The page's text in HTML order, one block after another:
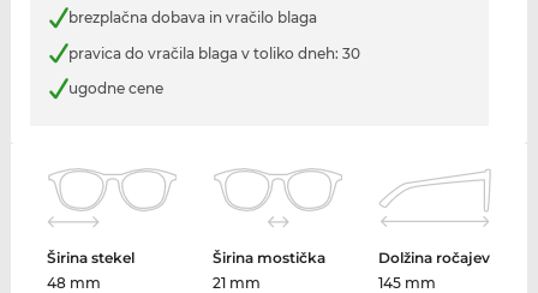
brezplačna dobava in vračilo blaga
pravica do vračila blaga v toliko dneh: 30
ugodne cene
Širina stekel
48 mm
Širina mostička
21 mm
Dolžina ročajev
145 mm